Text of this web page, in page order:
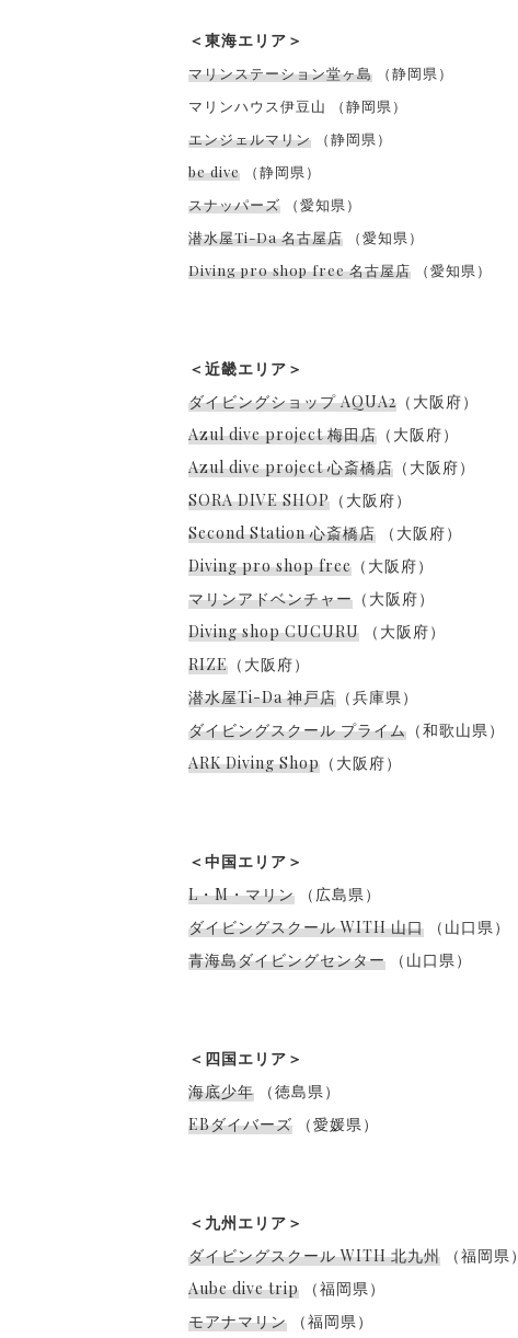
＜東海エリア＞
マリンステーション堂ヶ島 （静岡県）
マリンハウス伊豆山 （静岡県）
エンジェルマリン （静岡県）
be dive （静岡県）
スナッパーズ （愛知県）
潜水屋Ti-Da 名古屋店 （愛知県）
Diving pro shop free 名古屋店 （愛知県）
＜近畿エリア＞
ダイビングショップ AQUA2 （大阪府）
Azul dive project 梅田店 （大阪府）
Azul dive project 心斎橋店 （大阪府）
SORA DIVE SHOP （大阪府）
Second Station 心斎橋店 （大阪府）
Diving pro shop free （大阪府）
マリンアドベンチャー （大阪府）
Diving shop CUCURU （大阪府）
RIZE （大阪府）
潜水屋Ti-Da 神戸店 （兵庫県）
ダイビングスクール プライム （和歌山県）
ARK Diving Shop （大阪府）
＜中国エリア＞
L・M・マリン （広島県）
ダイビングスクール WITH 山口 （山口県）
青海島ダイビングセンター （山口県）
＜四国エリア＞
海底少年 （徳島県）
EBダイバーズ （愛媛県）
＜九州エリア＞
ダイビングスクール WITH 北九州 （福岡県）
Aube dive trip （福岡県）
モアナマリン （福岡県）